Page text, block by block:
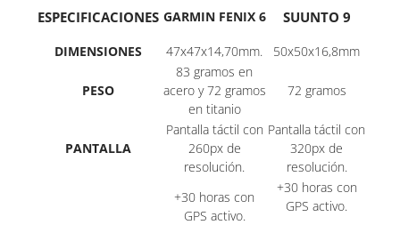
ESPECIFICACIONES GARMIN FENIX 6 SUUNTO 9
DIMENSIONES 47x47x14,70mm. 50x50x16,8mm
PESO
83 gramos en
acero y 72 gramos
en titanio
72 gramos
PANTALLA
Pantalla táctil con
260px de
resolución.
Pantalla táctil con
320px de
resolución.
+30 horas con
GPS activo.
+30 horas con
GPS activo.